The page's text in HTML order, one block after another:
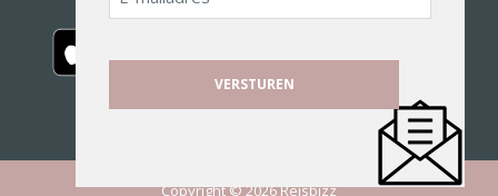
Copyright © 2026 Reisbizz
mailadres